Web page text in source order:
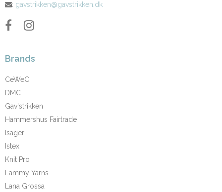
: gavstrikken@gavstrikken.dk
Brands
CeWeC
DMC
Gav'strikken
Hammershus Fairtrade
Isager
Istex
Knit Pro
Lammy Yarns
Lana Grossa